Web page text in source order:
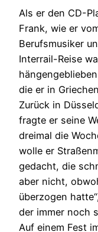
Als er den CD-
Frank, wie er
Berufsmusiker
Interrail-Reise
die er in
Zurück in
fragte er seine
dreimal die
wolle er
gedacht, die
aber nicht,
überzogen
der immer noch
Auf einem Fest